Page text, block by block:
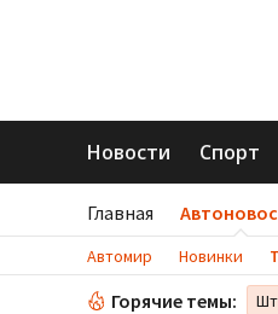
Новости Спорт
Главная
Автомир Новинки
Горячие темы: